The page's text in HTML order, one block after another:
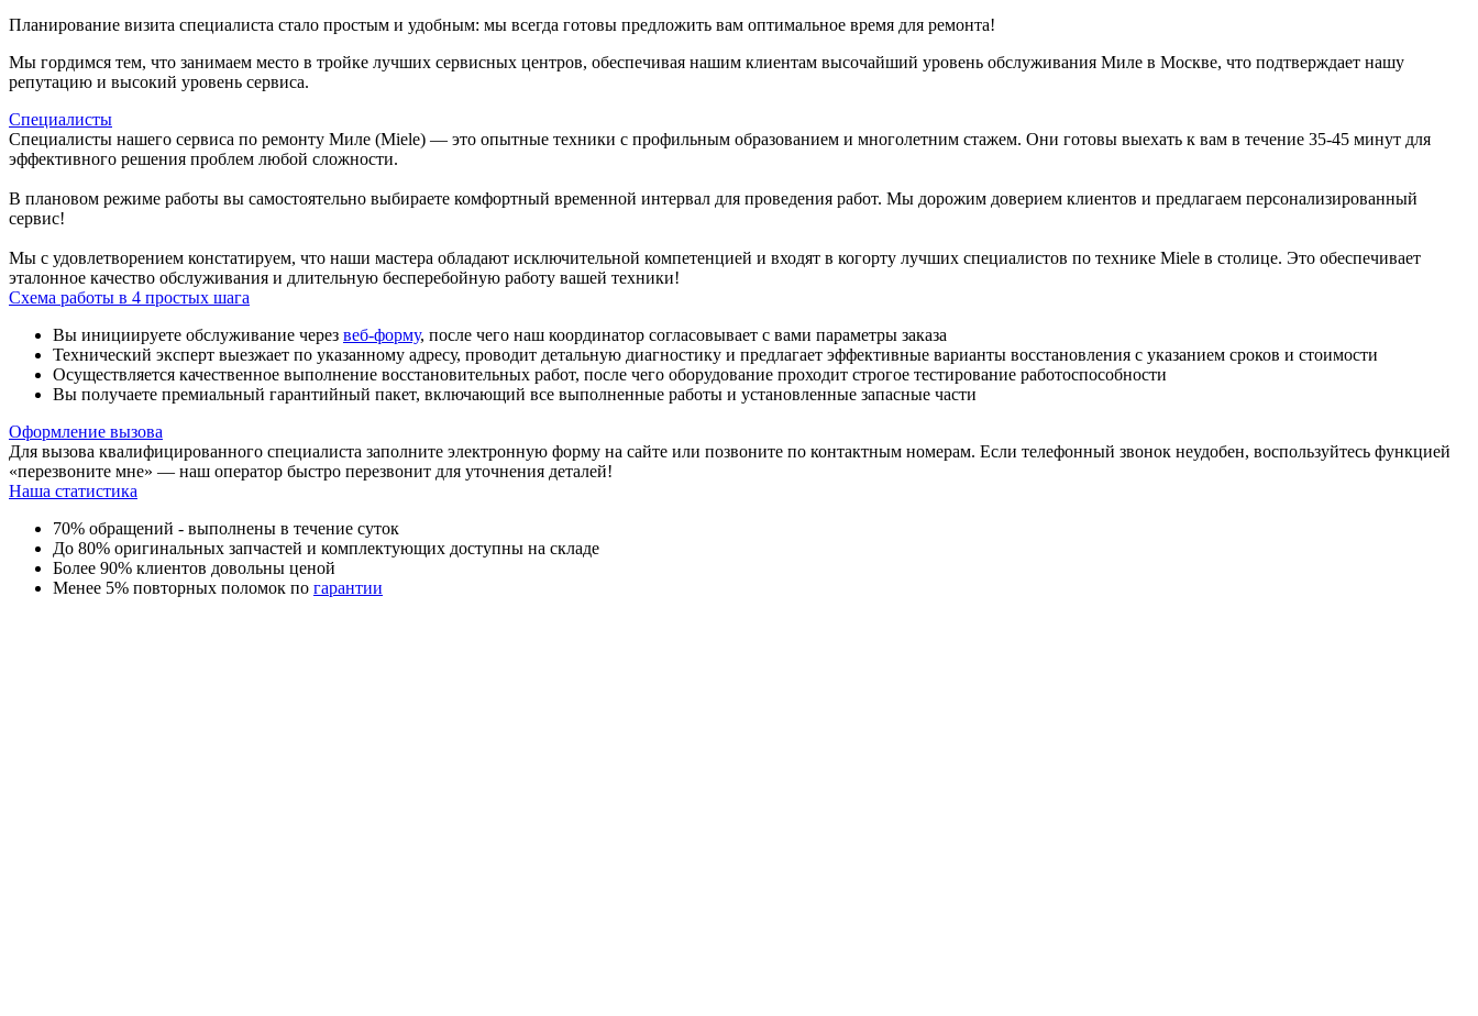
Планирование визита специалиста стало простым и удобным: мы всегда готовы предложить вам оптимальное время для ремонта!
Мы гордимся тем, что занимаем место в тройке лучших сервисных центров, обеспечивая нашим клиентам высочайший уровень обслуживания Миле в Москве, что подтверждает нашу
репутацию и высокий уровень сервиса.
Специалисты
Специалисты нашего сервиса по ремонту Миле (Miele) — это опытные техники с профильным образованием и многолетним стажем. Они готовы выехать к вам в течение 35-45 минут для
эффективного решения проблем любой сложности.
В плановом режиме работы вы самостоятельно выбираете комфортный временной интервал для проведения работ. Мы дорожим доверием клиентов и предлагаем персонализированный
сервис!
Мы с удовлетворением констатируем, что наши мастера обладают исключительной компетенцией и входят в когорту лучших специалистов по технике Miele в столице. Это обеспечивает
эталонное качество обслуживания и длительную бесперебойную работу вашей техники!
Схема работы в 4 простых шага
Вы инициируете обслуживание через веб-форму, после чего наш координатор согласовывает с вами параметры заказа
Технический эксперт выезжает по указанному адресу, проводит детальную диагностику и предлагает эффективные варианты восстановления с указанием сроков и стоимости
Осуществляется качественное выполнение восстановительных работ, после чего оборудование проходит строгое тестирование работоспособности
Вы получаете премиальный гарантийный пакет, включающий все выполненные работы и установленные запасные части
Оформление вызова
Для вызова квалифицированного специалиста заполните электронную форму на сайте или позвоните по контактным номерам. Если телефонный звонок неудобен, воспользуйтесь функцией
«перезвоните мне» — наш оператор быстро перезвонит для уточнения деталей!
Наша статистика
70% обращений - выполнены в течение суток
До 80% оригинальных запчастей и комплектующих доступны на складе
Более 90% клиентов довольны ценой
Менее 5% повторных поломок по гарантии